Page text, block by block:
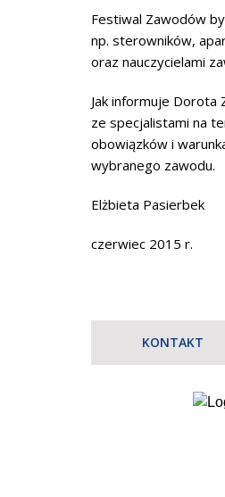
Festiwal Zawodów
np. sterowników,
oraz nauczycielami
Jak informuje
ze specjalistami na
obowiązków i
wybranego zawodu.
Elżbieta Pasierbek
czerwiec 2015 r.
KONTAKT